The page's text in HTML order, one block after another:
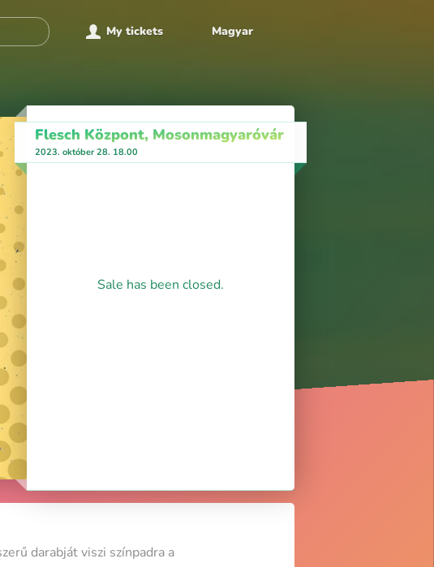
My tickets Magyar
Flesch Központ, Mosonmagyaróvár
2023. október 28. 18.00
Sale has been closed.
darabját viszi színpadra a